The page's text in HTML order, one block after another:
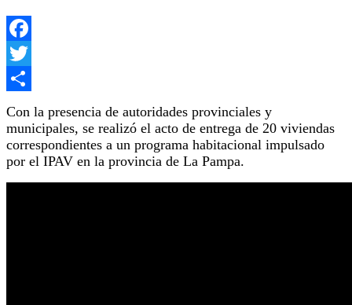
Facebook
Twitter
Con la presencia de autoridades provinciales y
municipales, se realizó el acto de entrega de 20 viviendas
correspondientes a un programa habitacional impulsado
por el IPAV en la provincia de La Pampa.